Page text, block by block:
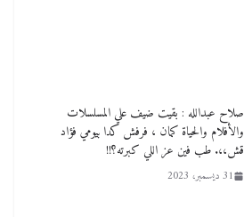
صلاح عبدالله : بقيت ضيف علي المسلسلات
والأفلام والحياة كمان ، فرفش كدا بيومي فؤاد
قش،،. طب فين عز اللي كبرته؟!!
31 ديسمبر، 2023